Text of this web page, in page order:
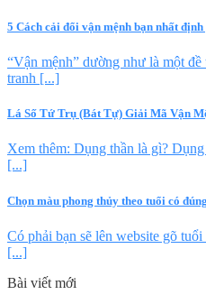
5 Cách cải đổi vận mệnh bạn nhất
“Vận mệnh” dường như là một
tranh [...]
Lá Số Tứ Trụ (Bát Tự) Giải Mã Vận
Xem thêm: Dụng thần là gì?
[...]
Chọn màu phong thủy theo tuổi có
Có phải bạn sẽ lên website gõ
[...]
Bài viết mới